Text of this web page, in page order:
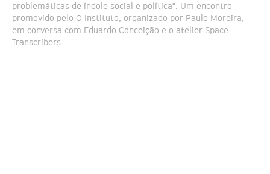
problemáticas de índole social e política". Um encontro
promovido pelo O Instituto, organizado por Paulo Moreira,
em conversa com Eduardo Conceição e o atelier Space
Transcribers.